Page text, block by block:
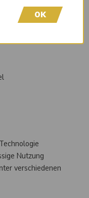
Nutzung
verschiedenen
OK